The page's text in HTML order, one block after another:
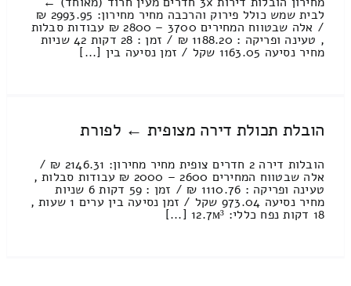
לבית שמש כולל פירוק והרכבה מחיר מחירון: 2993.95 ₪
/ אלה שבטווח המחירים 3700 – 2800 ₪ עבודות סבלות
, טעינה ופריקה : 1188.20 ₪ / זמן : 28 דקות 42 שניות
מחיר נסיעה 1163.05 שקל / זמן נסיעה בין [...]
הובלת תכולת דירה מצופית ← לפורת
הובלות דירה 2 חדרים צופית מחיר מחירון: 2146.31 ₪ /
אלה שבטווח המחירים 2600 – 2000 ₪ עבודות סבלות ,
טעינה ופריקה : 1110.76 ₪ / זמן : 59 דקות 6 שניות
מחיר נסיעה 973.04 שקל / זמן נסיעה בין ערים 1 שעות ,
18 דקות נפח כללי: 12.7м³ [...]